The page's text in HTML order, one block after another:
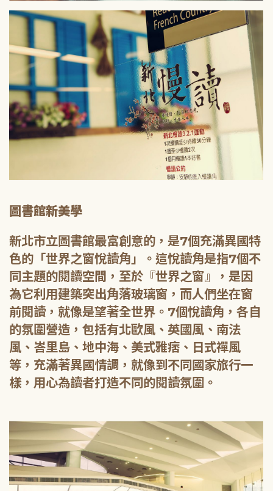
圖書館新美學
新北市立圖書館最富創意的，是7個充滿異國特
色的「世界之窗悅讀角」。這悅讀角是指7個不
同主題的閱讀空間，至於『世界之窗』，是因
為它利用建築突出角落玻璃窗，而人們坐在窗
前閱讀，就像是望著全世界。7個悅讀角，各自
的氛圍營造，包括有北歐風、英國風、南法
風、峇里島、地中海、美式雅痞、日式禪風
等，充滿著異國情調，就像到不同國家旅行一
樣，用心為讀者打造不同的閱讀氛圍。